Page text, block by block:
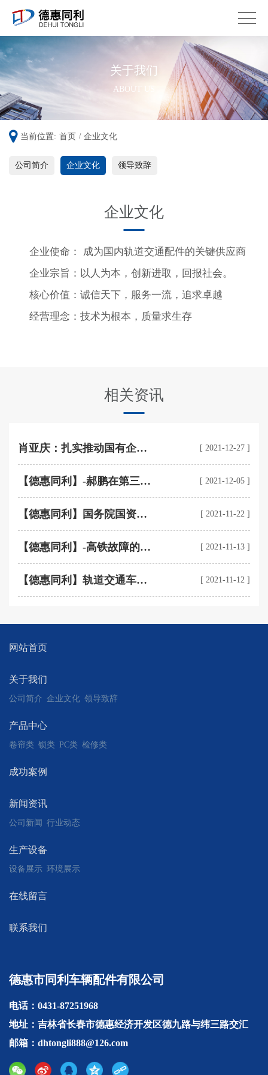
关于我们
ABOUT US
公司简介 企业文化 领导致辞
当前位置: 首页 / 企业文化
企业文化
企业使命： 成为国内轨道交通配件的关键供应商
企业宗旨：以人为本，创新进取，回报社会。
核心价值：诚信天下，服务一流，追求卓越
经营理念：技术为根本，质量求生存
相关资讯
肖亚庆：扎实推动国有企业
高质量发展
[ 2021-12-27 ]
【德惠同利】-郝鹏在第三届
中国企业改革发展论坛开幕
致辞：以实际行动推动高质
[ 2021-12-05 ]
【德惠同利】国务院国资委
党委理论学习中心组：为实
现中华民族伟大复兴提供坚
[ 2021-11-22 ]
【德惠同利】-高铁故障的克
星——“三到”检修法
[ 2021-11-13 ]
【德惠同利】轨道交通车体
内饰中的热塑性PC复合材料
[ 2021-11-12 ]
网站首页
关于我们
公司简介 企业文化 领导致辞
产品中心
卷帘类 锁类 PC类 检修类
成功案例
新闻资讯
公司新闻 行业动态
生产设备
设备展示 环境展示
在线留言
联系我们
德惠市同利车辆配件有限公司
电话：0431-87251968
地址：吉林省长春市德惠经济开发区德九路与纬三路交汇
邮箱：dhtongli888@126.com